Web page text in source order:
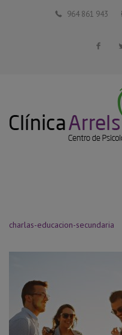
Blog
964 861 943
charlas-educacion-secundaria